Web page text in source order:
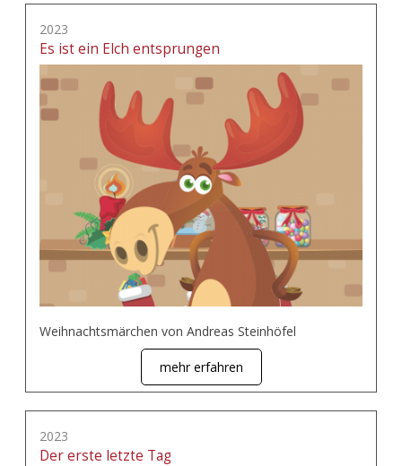
2023
Es ist ein Elch entsprungen
Weihnachtsmärchen von Andreas Steinhöfel
mehr erfahren
2023
Der erste letzte Tag